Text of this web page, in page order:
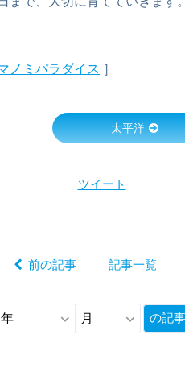
ノミパラダイス ］
太平洋
ツイート
前の記事 記事一覧
の記